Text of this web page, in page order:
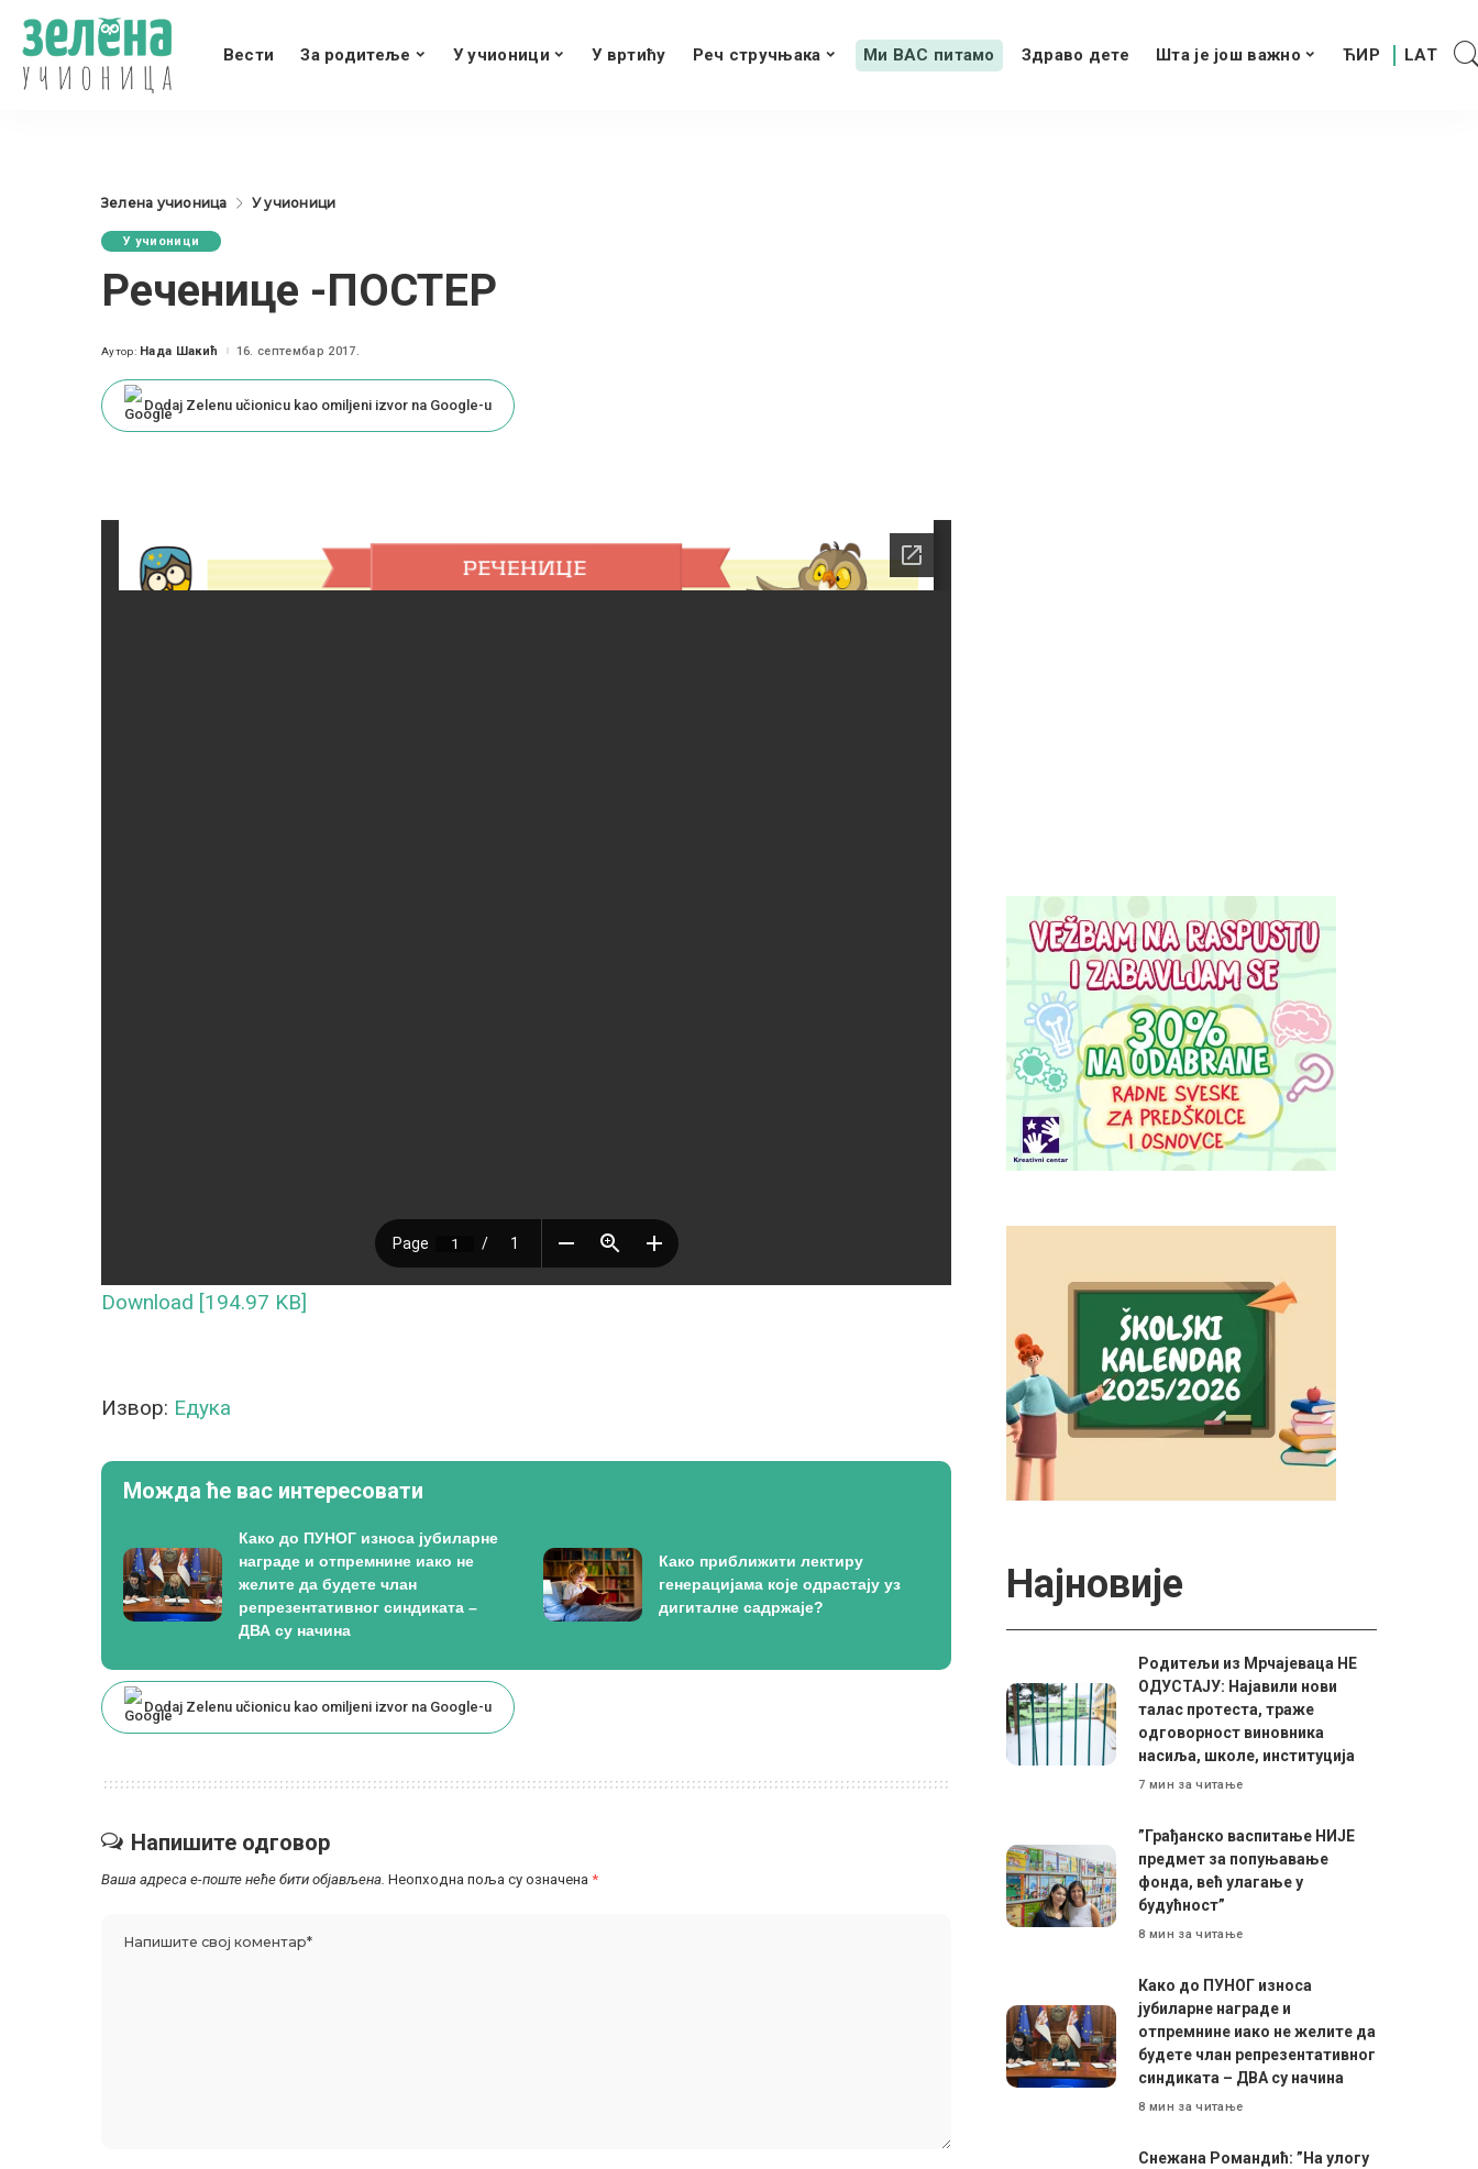
Вести За родитеље У учионици У вртићу Реч стручњака Ми ВАС питамо Здраво дете Шта је још важно
Зелена учионица У учионици
У учионици
Реченицe -ПОСТЕР
Posted
Аутор: Нада Шакић 16. септембар 2017.
Dodaj Zelenu učionicu kao omiljeni izvor na Google-u
Download [194.97 KB]
Извор: Едука
Можда ће вас интересовати
Како до ПУНОГ износа јубиларне
награде и отпремнине иако не
желите да будете члан
репрезентативног синдиката –
ДВА су начина
Како приближити лектиру
генерацијама које одрастају уз
дигиталне садржаје?
Dodaj Zelenu učionicu kao omiljeni izvor na Google-u
Напишите одговор
Ваша адреса е-поште неће бити објављена. Неопходна поља су означена *
Најновије
Родитељи из Мрчајеваца НЕ
ОДУСТАЈУ: Најавили нови
талас протеста, траже
одговорност виновника
насиља, школе, институција
7 мин за читање
”Грађанско васпитање НИЈЕ
предмет за попуњавање
фонда, већ улагање у
будућност”
8 мин за читање
Како до ПУНОГ износа
јубиларне награде и
отпремнине иако не желите да
будете члан репрезентативног
синдиката – ДВА су начина
8 мин за читање
Снежана Романдић: ”На улогу